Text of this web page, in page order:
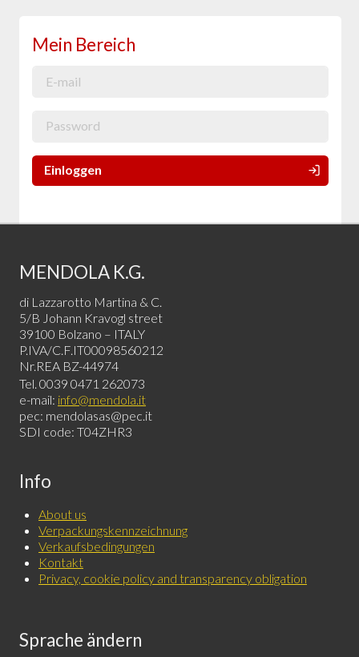
Mein Bereich
Einloggen
MENDOLA K.G.
di Lazzarotto Martina & C.
5/B Johann Kravogl street
39100 Bolzano – ITALY
P.IVA/C.F.IT00098560212
Nr.REA BZ-44974
Tel. 0039 0471 262073
e-mail: info@mendola.it
pec: mendolasas@pec.it
SDI code: T04ZHR3
Info
About us
Verpackungskennzeichnung
Verkaufsbedingungen
Kontakt
Privacy, cookie policy and transparency obligation
Sprache ändern